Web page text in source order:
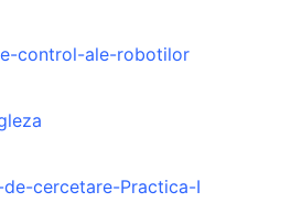
control-ale-robotilor
de-cercetare-Practica-I